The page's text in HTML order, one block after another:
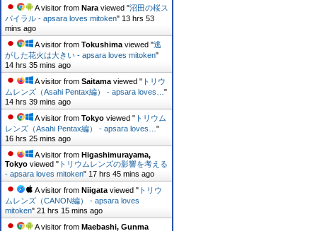
A visitor from Nara viewed "沼田の桜ス
パイラル - apsara loves mitoken" 13 hrs 53
mins ago
A visitor from Tokushima viewed "逃
がした花火は大きい - apsara loves mitoken"
14 hrs 35 mins ago
A visitor from Saitama viewed " トリウ
ムレンズ（Asahi Pentax編） - apsara loves… "
14 hrs 39 mins ago
A visitor from Tokyo viewed " トリウム
レンズ（Asahi Pentax編） - apsara loves… "
16 hrs 25 mins ago
A visitor from Higashimurayama,
Tokyo viewed " トリウムレンズの影響を考える
- apsara loves mitoken" 17 hrs 45 mins ago
A visitor from Niigata viewed " トリウ
ムレンズ（CANON編） - apsara loves
mitoken" 21 hrs 15 mins ago
A visitor from Maebashi, Gunma